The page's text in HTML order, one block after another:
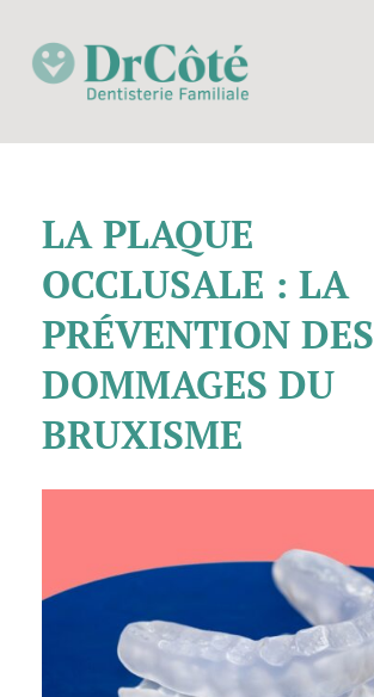
LA PLAQUE
OCCLUSALE : LA
PRÉVENTION DES
DOMMAGES DU
BRUXISME